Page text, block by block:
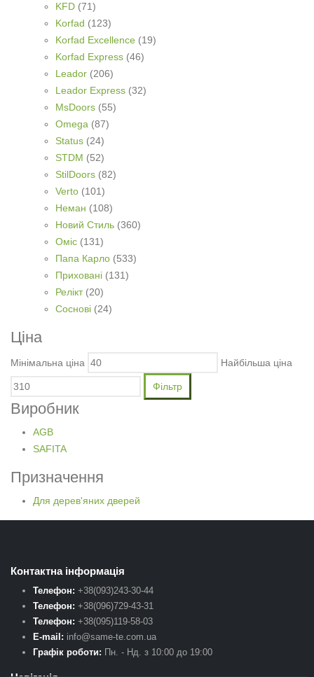
KFD (71)
Korfad (123)
Korfad Excellence (19)
Korfad Express (46)
Leador (206)
Leador Express (32)
MsDoors (55)
Omega (87)
Status (24)
STDM (52)
StilDoors (82)
Verto (101)
Неман (108)
Новий Стиль (360)
Оміс (131)
Папа Карло (533)
Приховані (131)
Релікт (20)
Соснові (24)
Ціна
Мінімальна ціна Найбільша ціна
Фільтр
Виробник
AGB
SAFITA
Призначення
Для дерев'яних дверей
Контактна інформація
Телефон: +38(093)243-30-44
Телефон: +38(096)729-43-31
Телефон: +38(095)119-58-03
E-mail: info@same-te.com.ua
Графік роботи: Пн. - Нд. з 10:00 до 19:00